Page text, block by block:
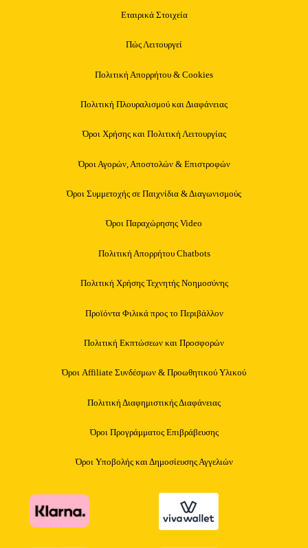
Εταιρικά Στοιχεία
Πώς Λειτουργεί
Πολιτική Απορρήτου & Cookies
Πολιτική Πλουραλισμού και Διαφάνειας
Όροι Χρήσης και Πολιτική Λειτουργίας
Όροι Αγορών, Αποστολών & Επιστροφών
Όροι Συμμετοχής σε Παιχνίδια & Διαγωνισμούς
Όροι Παραχώρησης Video
Πολιτική Απορρήτου Chatbots
Πολιτική Χρήσης Τεχνητής Νοημοσύνης
Προϊόντα Φιλικά προς το Περιβάλλον
Πολιτική Εκπτώσεων και Προσφορών
Όροι Affiliate Συνδέσμων & Προωθητικού Υλικού
Πολιτική Διαφημιστικής Διαφάνειας
Όροι Προγράμματος Επιβράβευσης
Όροι Υποβολής και Δημοσίευσης Αγγελιών